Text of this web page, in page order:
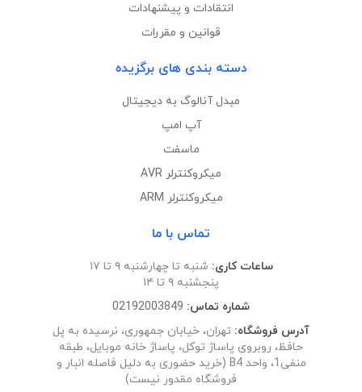
انتقادات و پیشنهادات
قوانین و مقررات
دسته بندی های برگزیده
مبدل آنالوگ به دیجیتال
آپ امپ
ماسفت
میکروکنترلر AVR
میکروکنترلر ARM
تماس با ما
ساعات کاری: شنبه تا چهارشنبه ۹ تا ۱۷
پنجشنبه ۹ تا ۱۴
شماره تماس: 02192003849
آدرس فروشگاه: تهران، خیابان جمهوری، نرسیده به پل
حافظ، روبروی پاساژ توکل، پاساژ خانه موبایل، طبقه
منفی1، واحد B4 (خرید حضوری به دلیل فاصله انبار و
فروشگاه مقدور نیست)